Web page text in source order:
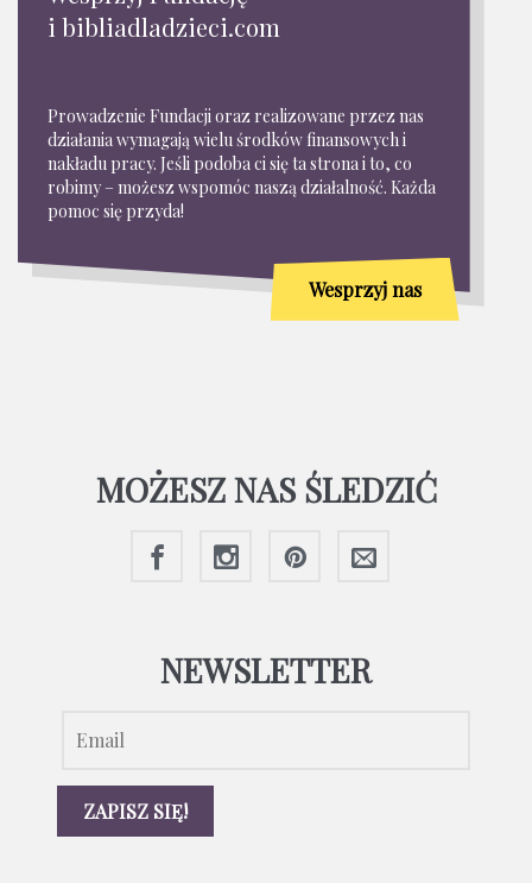
i bibliadladzieci.com
Prowadzenie Fundacji oraz realizowane przez nas
działania wymagają wielu środków finansowych i
nakładu pracy. Jeśli podoba ci się ta strona i to, co
robimy – możesz wspomóc naszą działalność. Każda
pomoc się przyda!
Wesprzyj nas
MOŻESZ NAS ŚLEDZIĆ
NEWSLETTER